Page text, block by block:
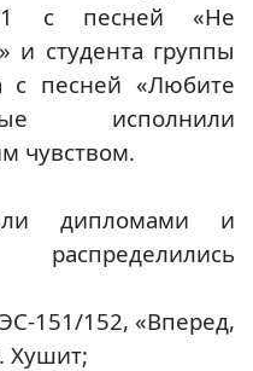
с песней «Не
и студента группы
с песней «Любите
исполнили
чувством.
дипломами и
151/152, «Вперед,
Хушит;